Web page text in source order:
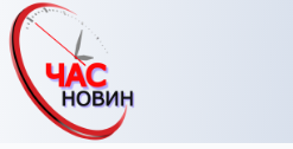
Перейти
до
вмісту